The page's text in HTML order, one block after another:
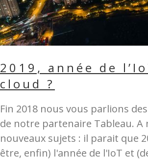
2019, année de
cloud ?
Fin 2018 nous vous parlions
de notre partenaire Tableau. A
nouveaux sujets : il parait que
être, enfin) l'année de l'IoT et